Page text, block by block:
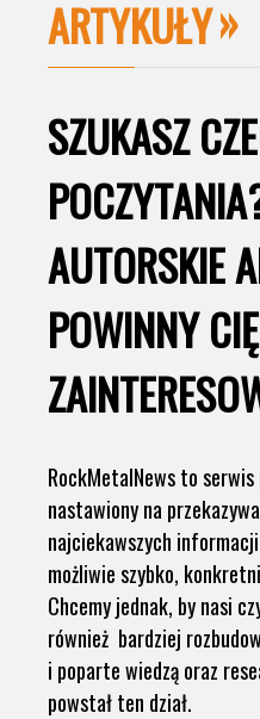
ARTYKUŁY
SZUKASZ
AUTORSKIE
POWINNY CIĘ
RockMetalNews to
nastawiony na
najciekawszych
możliwie szybko,
Chcemy jednak, by nasi
również bardziej
i poparte wiedzą oraz
powstał ten dział.